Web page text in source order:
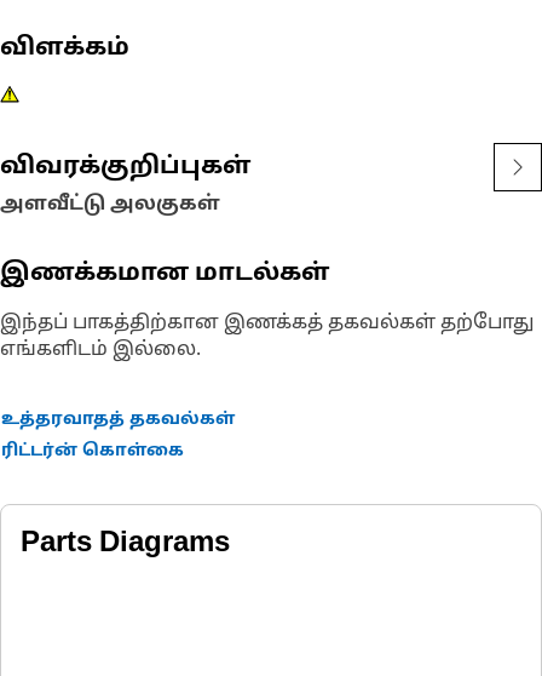
விளக்கம்
விவரக்குறிப்புகள்
அளவீட்டு அலகுகள்
இணக்கமான மாடல்கள்
இந்தப் பாகத்திற்கான இணக்கத் தகவல்கள் தற்போது
எங்களிடம் இல்லை.
உத்தரவாதத் தகவல்கள்
ரிட்டர்ன் கொள்கை
Parts Diagrams